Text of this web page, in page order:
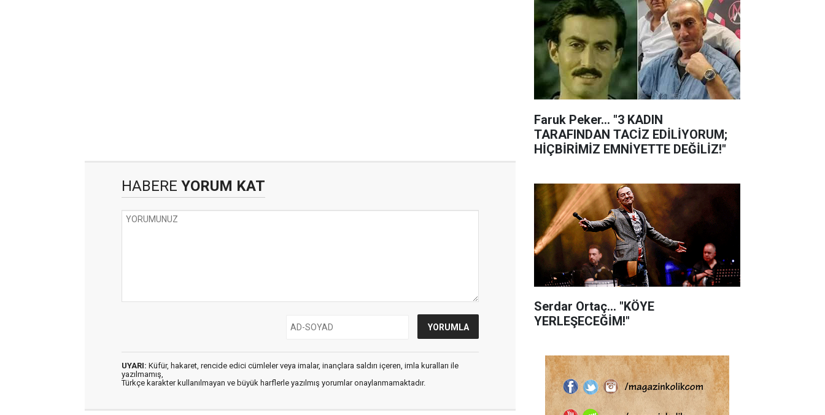
HABERE YORUM KAT
UYARI: Küfür, hakaret, rencide edici cümleler veya imalar, inançlara saldırı içeren, imla kuralları ile
yazılmamış,
Türkçe karakter kullanılmayan ve büyük harflerle yazılmış yorumlar onaylanmamaktadır.
Faruk Peker... "3 KADIN
TARAFINDAN TACİZ EDİLİYORUM;
HİÇBİRİMİZ EMNİYETTE DEĞİLİZ!"
Serdar Ortaç... "KÖYE
YERLEŞECEĞİM!"